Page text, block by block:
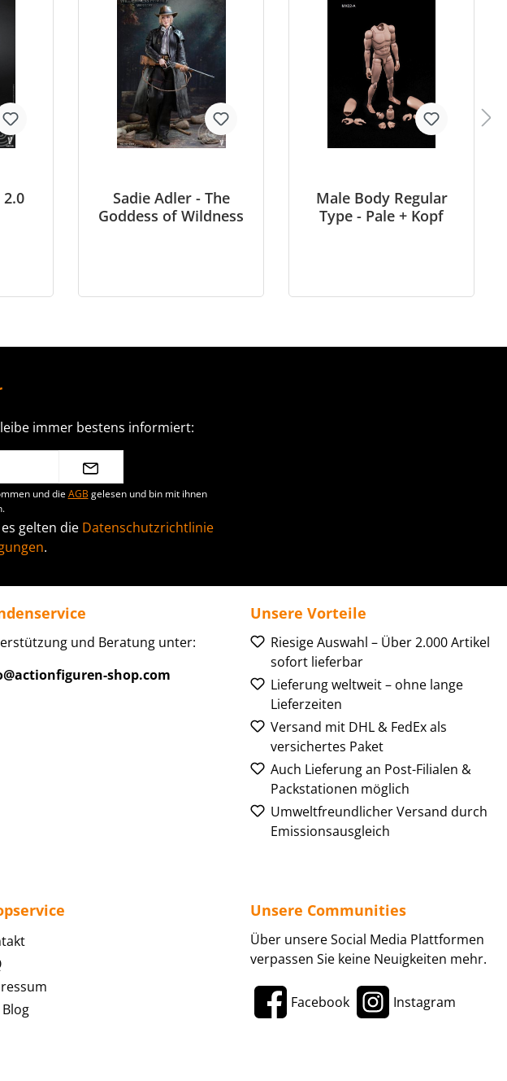
Sadie Adler - The
Goddess of Wildness
Male Body Regular
Type - Pale + Kopf
immer bestens informiert:
und dieAGB gelesen und bin mit ihnen
gelten die Datenschutzrichtlinie
.
und Beratung unter:
shop.com
Unsere Vorteile
Riesige Auswahl – Über 2.000 Artikel
sofort lieferbar
Lieferung weltweit – ohne lange
Lieferzeiten
Versand mit DHL & FedEx als
versichertes Paket
Auch Lieferung an Post-Filialen &
Packstationen möglich
Umweltfreundlicher Versand durch
Emissionsausgleich
Blog
Unsere Communities
Über unsere Social Media Plattformen
verpassen Sie keine Neuigkeiten mehr.
Facebook Instagram